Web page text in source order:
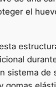
el
sistema de